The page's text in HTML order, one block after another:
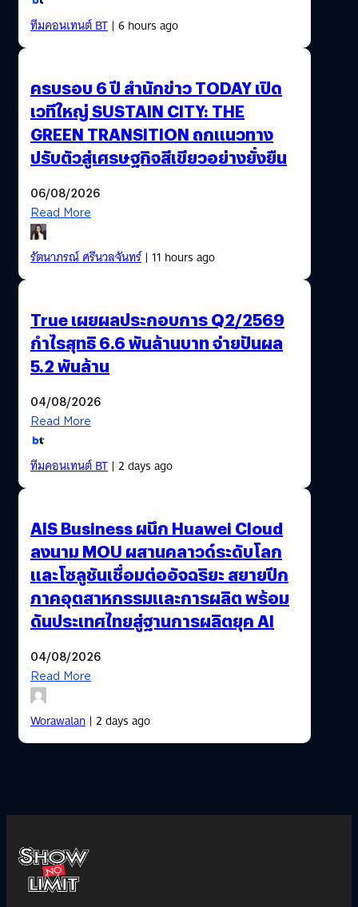
ทีมคอนเทนต์ BT| 6 hours ago
ครบรอบ 6 ปี สำนักข่าว TODAY เปิด
เวทีใหญ่ SUSTAIN CITY: THE
GREEN TRANSITION ถกแนวทาง
ปรับตัวสู่เศรษฐกิจสีเขียวอย่างยั่งยืน
06/08/2026
Read More
รัตนาภรณ์ ศรีนวลจันทร์| 11 hours ago
True เผยผลประกอบการ Q2/2569
กำไรสุทธิ 6.6 พันล้านบาท จ่ายปันผล
5.2 พันล้าน
04/08/2026
Read More
ทีมคอนเทนต์ BT| 2 days ago
AIS Business ผนึก Huawei Cloud
ลงนาม MOU ผสานคลาวด์ระดับโลก
และโซลูชันเชื่อมต่ออัจฉริยะ สยายปีก
ภาคอุตสาหกรรมและการผลิต พร้อม
ดันประเทศไทยสู่ฐานการผลิตยุค AI
04/08/2026
Read More
Worawalan| 2 days ago